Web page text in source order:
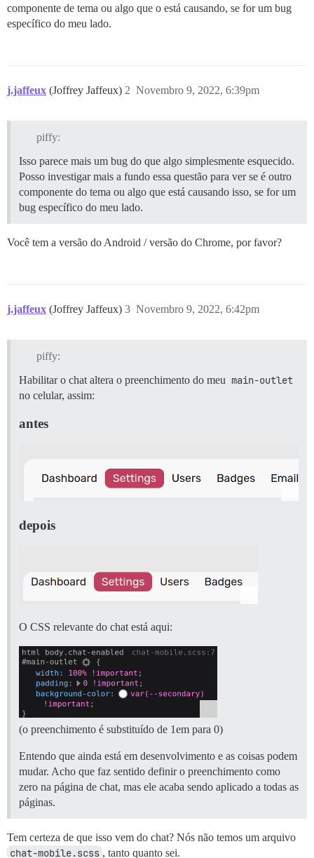
componente de tema ou algo que o está causando, se for um bug
específico do meu lado.
j.jaffeux (Joffrey Jaffeux) Novembro 9, 2022, 6:39pm
2
piffy:
Isso parece mais um bug do que algo simplesmente esquecido.
Posso investigar mais a fundo essa questão para ver se é outro
componente do tema ou algo que está causando isso, se for um
bug específico do meu lado.
Você tem a versão do Android / versão do Chrome, por favor?
j.jaffeux (Joffrey Jaffeux) Novembro 9, 2022, 6:42pm
3
piffy:
Habilitar o chat altera o preenchimento do meu main-outlet
no celular, assim:
antes
depois
O CSS relevante do chat está aqui:
(o preenchimento é substituído de 1em para 0)
Entendo que ainda está em desenvolvimento e as coisas podem
mudar. Acho que faz sentido definir o preenchimento como
zero na página de chat, mas ele acaba sendo aplicado a todas as
páginas.
Tem certeza de que isso vem do chat? Nós não temos um arquivo
chat-mobile.scss , tanto quanto sei.